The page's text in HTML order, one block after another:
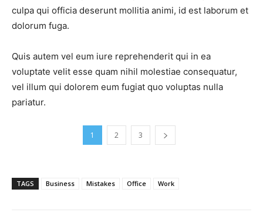
culpa qui officia deserunt mollitia animi, id est laborum et
dolorum fuga.
Quis autem vel eum iure reprehenderit qui in ea
voluptate velit esse quam nihil molestiae consequatur,
vel illum qui dolorem eum fugiat quo voluptas nulla
pariatur.
1 2 3
TAGS Business Mistakes Office Work